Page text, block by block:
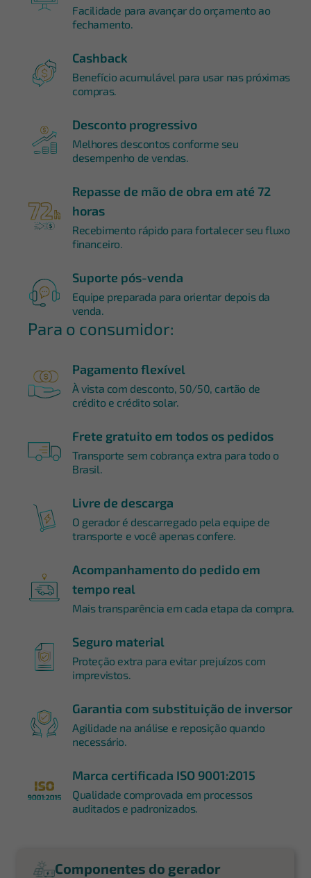
Facilidade para avançar do orçamento ao
fechamento.
Cashback
Benefício acumulável para usar nas próximas
compras.
Desconto progressivo
Melhores descontos conforme seu
desempenho de vendas.
Repasse de mão de obra em até 72
horas
Recebimento rápido para fortalecer seu fluxo
financeiro.
Suporte pós-venda
Equipe preparada para orientar depois da
venda.
Para o consumidor:
Pagamento flexível
À vista com desconto, 50/50, cartão de
crédito e crédito solar.
Frete gratuito em todos os pedidos
Transporte sem cobrança extra para todo o
Brasil.
Livre de descarga
O gerador é descarregado pela equipe de
transporte e você apenas confere.
Acompanhamento do pedido em
tempo real
Mais transparência em cada etapa da compra.
Seguro material
Proteção extra para evitar prejuízos com
imprevistos.
Garantia com substituição de inversor
Agilidade na análise e reposição quando
necessário.
Marca certificada ISO 9001:2015
Qualidade comprovada em processos
auditados e padronizados.
Componentes do gerador